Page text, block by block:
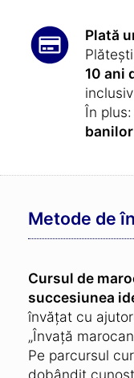
Plată
10 ani
inclusiv
În plus:
Metode de
Cursul de
succesiunea
învățat cu
„Învață
Pe parcursul
dobândit